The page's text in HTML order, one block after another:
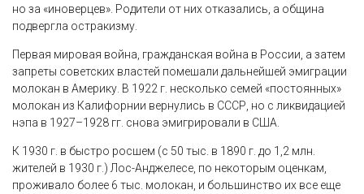
но за «иноверцев». Родители от них отказались, а община
подвергла остракизму.
Первая мировая война, гражданская война в России, а затем
запреты советских властей помешали дальнейшей эмиграции
молокан в Америку. В 1922 г. несколько семей «постоянных»
молокан из Калифорнии вернулись в СССР, но с ликвидацией
нэпа в 1927–1928 гг. снова эмигрировали в США.
К 1930 г. в быстро росшем (с 50 тыс. в 1890 г. до 1,2 млн.
жителей в 1930 г.) Лос-Анджелесе, по некоторым оценкам,
проживало более 6 тыс. молокан, и большинство их все еще